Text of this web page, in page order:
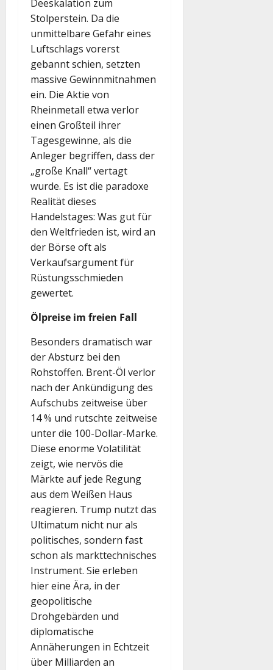
Deeskalation zum
Stolperstein. Da die
unmittelbare Gefahr eines
Luftschlags vorerst
gebannt schien, setzten
massive Gewinnmitnahmen
ein. Die Aktie von
Rheinmetall etwa verlor
einen Großteil ihrer
Tagesgewinne, als die
Anleger begriffen, dass der
„große Knall“ vertagt
wurde. Es ist die paradoxe
Realität dieses
Handelstages: Was gut für
den Weltfrieden ist, wird an
der Börse oft als
Verkaufsargument für
Rüstungsschmieden
gewertet.
Ölpreise im freien Fall
Besonders dramatisch war
der Absturz bei den
Rohstoffen. Brent-Öl verlor
nach der Ankündigung des
Aufschubs zeitweise über
14 % und rutschte zeitweise
unter die 100-Dollar-Marke.
Diese enorme Volatilität
zeigt, wie nervös die
Märkte auf jede Regung
aus dem Weißen Haus
reagieren. Trump nutzt das
Ultimatum nicht nur als
politisches, sondern fast
schon als markttechnisches
Instrument. Sie erleben
hier eine Ära, in der
geopolitische
Drohgebärden und
diplomatische
Annäherungen in Echtzeit
über Milliarden an